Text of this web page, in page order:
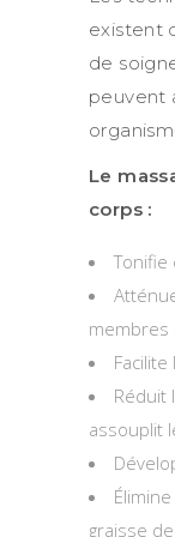
existent
de
peuvent
Le
corps :
Tonifie
membres
Réduit
assouplit
graisse